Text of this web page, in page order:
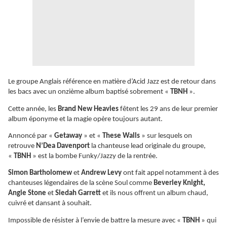
Le groupe Anglais référence en matière d’Acid Jazz est de retour dans
les bacs avec un onzième album baptisé sobrement « TBNH ».
Cette année, les Brand New Heavies fêtent les 29 ans de leur premier
album éponyme et la magie opère toujours autant.
Annoncé par « Getaway » et « These Walls » sur lesquels on
retrouve N’Dea Davenport la chanteuse lead originale du groupe,
«
TBNH » est la bombe Funky/Jazzy de la rentrée.
Simon Bartholomew et Andrew Levy ont fait appel notamment à des
chanteuses légendaires de la scène Soul comme Beverley Knight,
Angie Stone et Siedah Garrett et ils nous offrent un album chaud,
cuivré et dansant à souhait.
Impossible de résister à l’envie de battre la mesure avec « TBNH » qui